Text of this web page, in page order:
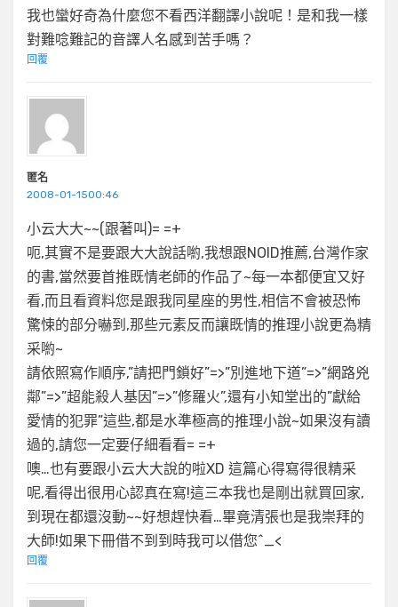
我也蠻好奇為什麼您不看西洋翻譯小說呢！是和我一樣
對難唸難記的音譯人名感到苦手嗎？
回覆
匿名
2008-01-1500:46
小云大大~~(跟著叫)= =+
呃,其實不是要跟大大說話喲,我想跟NOID推薦,台灣作家
的書,當然要首推既情老師的作品了~每一本都便宜又好
看,而且看資料您是跟我同星座的男性,相信不會被恐怖
驚悚的部分嚇到,那些元素反而讓既情的推理小說更為精
采喲~
請依照寫作順序,”請把門鎖好”=>”別進地下道”=>”網路兇
鄰”=>”超能殺人基因”=>”修羅火”,還有小知堂出的”獻給
愛情的犯罪”這些,都是水準極高的推理小說~如果沒有讀
過的,請您一定要仔細看看= =+
噢…也有要跟小云大大說的啦XD 這篇心得寫得很精采
呢,看得出很用心認真在寫!這三本我也是剛出就買回家,
到現在都還沒動~~好想趕快看…畢竟清張也是我崇拜的
大師!如果下冊借不到到時我可以借您^_<
回覆